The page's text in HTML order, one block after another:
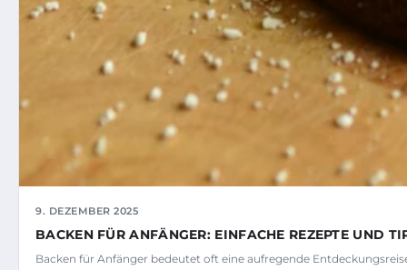
9. DEZEMBER 2025
BACKEN FÜR ANFÄNGER: EINFACHE REZEPTE UND
Backen für Anfänger bedeutet oft eine aufregende